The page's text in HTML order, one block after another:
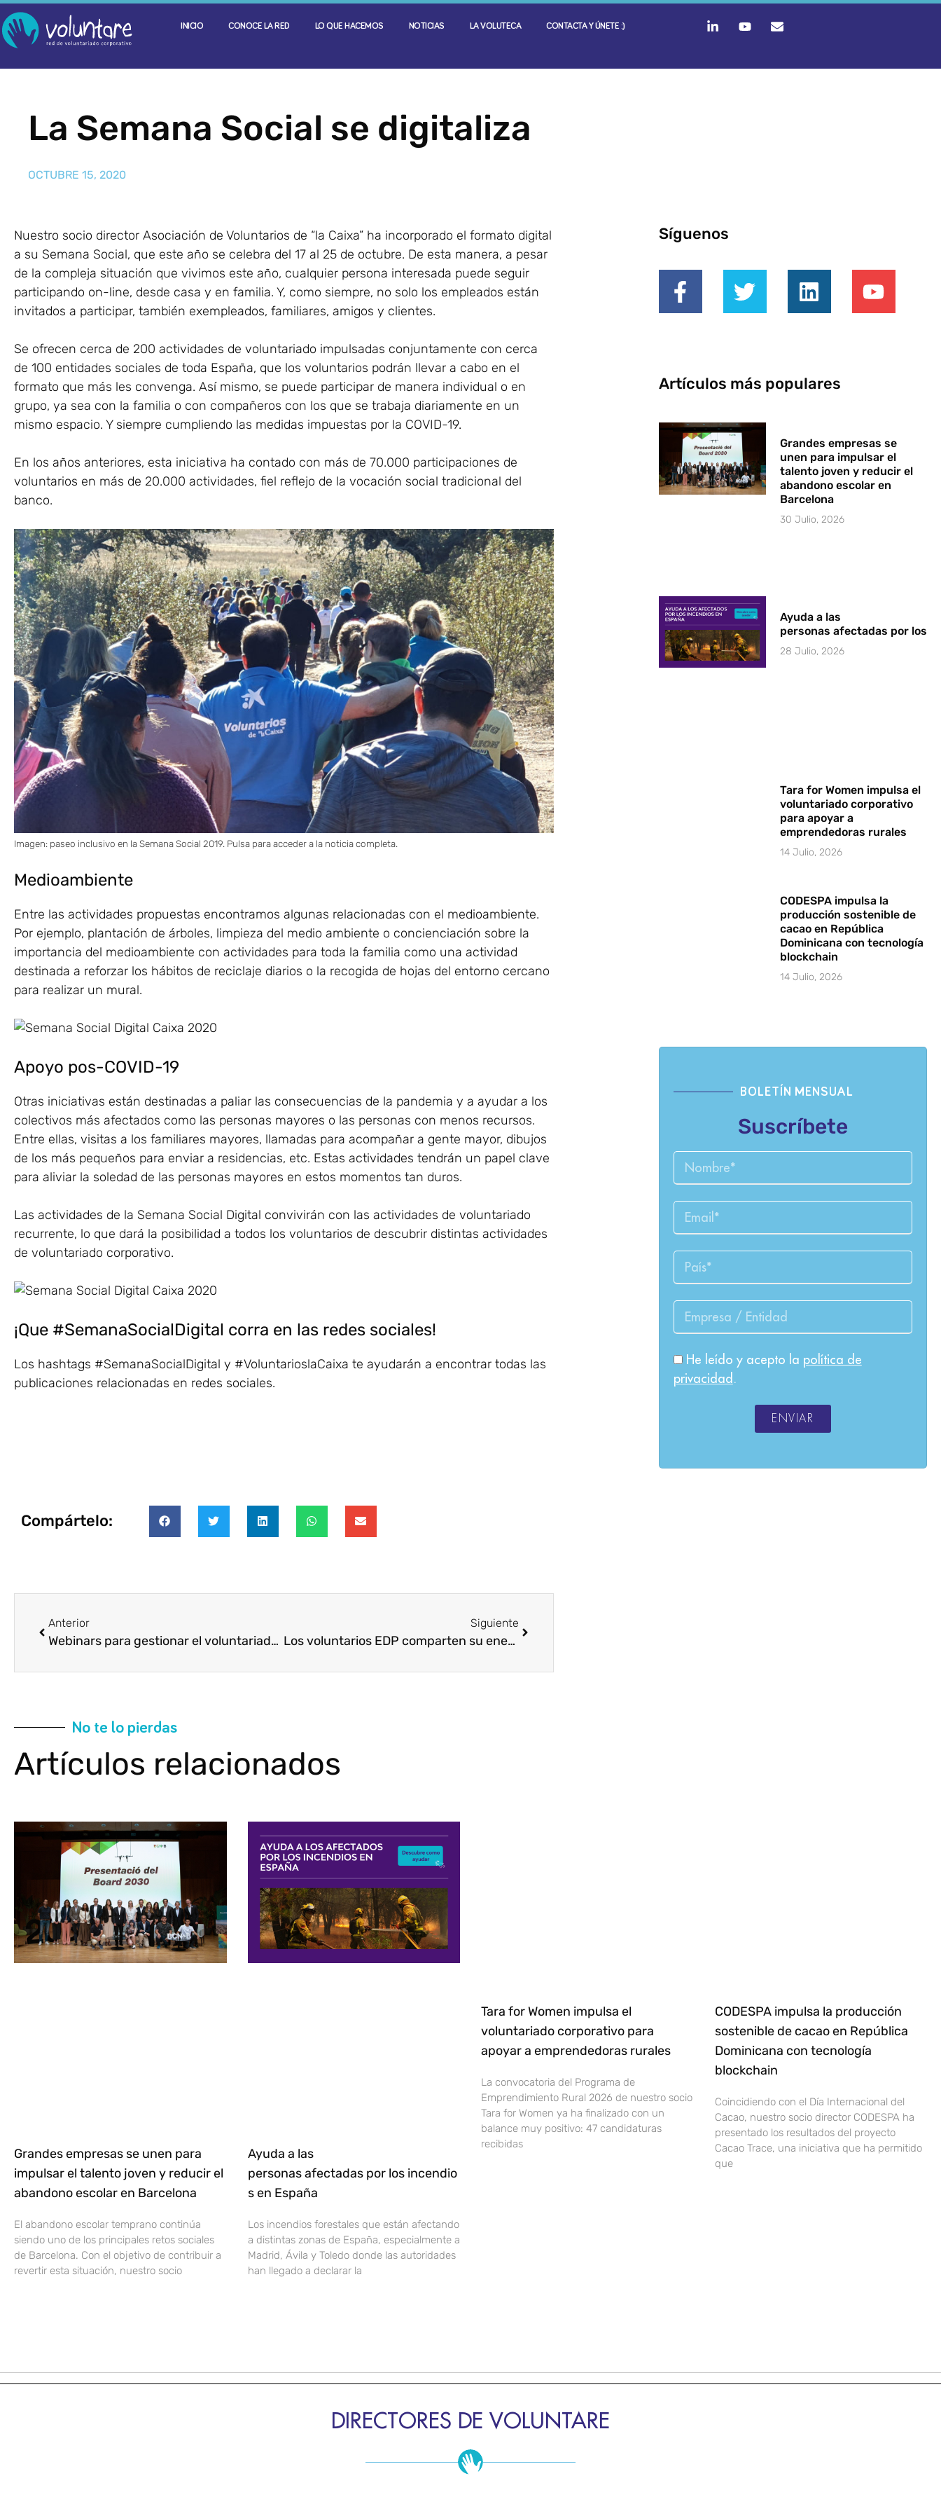
INICIO CONOCE LA RED LO QUE HACEMOS NOTICIAS LA VOLUTECA CONTACTA Y ÚNETE :)
La Semana Social se digitaliza
OCTUBRE 15, 2020
Nuestro socio director Asociación de Voluntarios de “la Caixa” ha incorporado el formato digital
a su Semana Social, que este año se celebra del 17 al 25 de octubre. De esta manera, a pesar
de la compleja situación que vivimos este año, cualquier persona interesada puede seguir
participando on-line, desde casa y en familia. Y, como siempre, no solo los empleados están
invitados a participar, también exempleados, familiares, amigos y clientes.
Se ofrecen cerca de 200 actividades de voluntariado impulsadas conjuntamente con cerca
de 100 entidades sociales de toda España, que los voluntarios podrán llevar a cabo en el
formato que más les convenga. Así mismo, se puede participar de manera individual o en
grupo, ya sea con la familia o con compañeros con los que se trabaja diariamente en un
mismo espacio. Y siempre cumpliendo las medidas impuestas por la COVID-19.
En los años anteriores, esta iniciativa ha contado con más de 70.000 participaciones de
voluntarios en más de 20.000 actividades, fiel reflejo de la vocación social tradicional del
banco.
Imagen: paseo inclusivo en la Semana Social 2019. Pulsa para acceder a la noticia completa.
Medioambiente
Entre las actividades propuestas encontramos algunas relacionadas con el medioambiente.
Por ejemplo, plantación de árboles, limpieza del medio ambiente o concienciación sobre la
importancia del medioambiente con actividades para toda la familia como una actividad
destinada a reforzar los hábitos de reciclaje diarios o la recogida de hojas del entorno cercano
para realizar un mural.
Apoyo pos-COVID-19
Otras iniciativas están destinadas a paliar las consecuencias de la pandemia y a ayudar a los
colectivos más afectados como las personas mayores o las personas con menos recursos.
Entre ellas, visitas a los familiares mayores, llamadas para acompañar a gente mayor, dibujos
de los más pequeños para enviar a residencias, etc. Estas actividades tendrán un papel clave
para aliviar la soledad de las personas mayores en estos momentos tan duros.
Las actividades de la Semana Social Digital convivirán con las actividades de voluntariado
recurrente, lo que dará la posibilidad a todos los voluntarios de descubrir distintas actividades
de voluntariado corporativo.
¡Que #SemanaSocialDigital corra en las redes sociales!
Los hashtags #SemanaSocialDigital y #VoluntarioslaCaixa te ayudarán a encontrar todas las
publicaciones relacionadas en redes sociales.
Compártelo:
Anterior
Webinars para gestionar el voluntariado corporativo durante la COVID-19
Siguiente
Los voluntarios EDP comparten su energía con Voluntare
Síguenos
Artículos más populares
Grandes empresas se
unen para impulsar el
talento joven y reducir el
abandono escolar en
Barcelona
30 Julio, 2026
Ayuda a las
personas afectadas por los
28 Julio, 2026
Tara for Women impulsa el
voluntariado corporativo
para apoyar a
emprendedoras rurales
14 Julio, 2026
CODESPA impulsa la
producción sostenible de
cacao en República
Dominicana con tecnología
blockchain
14 Julio, 2026
BOLETÍN MENSUAL
Suscríbete
He leído y acepto la política de
privacidad .
ENVIAR
No te lo pierdas
Artículos relacionados
Grandes empresas se unen para
impulsar el talento joven y reducir el
abandono escolar en Barcelona
El abandono escolar temprano continúa
siendo uno de los principales retos sociales
de Barcelona. Con el objetivo de contribuir a
revertir esta situación, nuestro socio
Ayuda a las
personas afectadas por los incendio
s en España
Los incendios forestales que están afectando
a distintas zonas de España, especialmente a
Madrid, Ávila y Toledo donde las autoridades
han llegado a declarar la
Tara for Women impulsa el
voluntariado corporativo para
apoyar a emprendedoras rurales
La convocatoria del Programa de
Emprendimiento Rural 2026 de nuestro socio
Tara for Women ya ha finalizado con un
balance muy positivo: 47 candidaturas
recibidas
CODESPA impulsa la producción
sostenible de cacao en República
Dominicana con tecnología
blockchain
Coincidiendo con el Día Internacional del
Cacao, nuestro socio director CODESPA ha
presentado los resultados del proyecto
Cacao Trace, una iniciativa que ha permitido
que
DIRECTORES DE VOLUNTARE